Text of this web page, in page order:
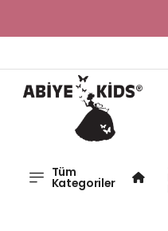
Tüm
Kategoriler